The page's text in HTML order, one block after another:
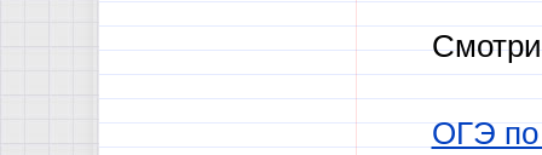
ОГЭ по